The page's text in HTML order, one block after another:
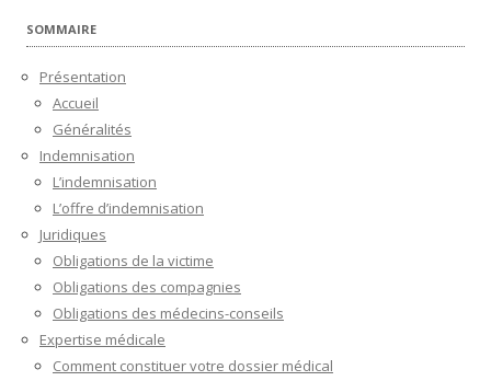
SOMMAIRE
Présentation
Accueil
Généralités
Indemnisation
L’indemnisation
L’offre d’indemnisation
Juridiques
Obligations de la victime
Obligations des compagnies
Obligations des médecins-conseils
Expertise médicale
Comment constituer votre dossier médical